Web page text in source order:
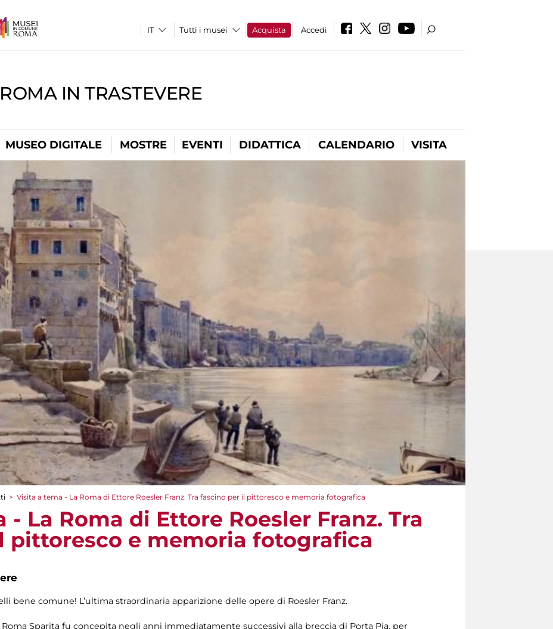
Tutti i musei Acquista Accedi
IN TRASTEVERE
MUSEO DIGITALE MOSTRE EVENTI DIDATTICA CALENDARIO VISITA
> Visita a tema - La Roma di Ettore Roesler Franz. Tra fascino per il pittoresco e memoria fotografica
- La Roma di Ettore Roesler Franz. Tra
pittoresco e memoria fotografica
bene comune! L’ultima straordinaria apparizione delle opere di Roesler Franz.
Sparita fu concepita negli anni immediatamente successivi alla breccia di Porta Pia, per